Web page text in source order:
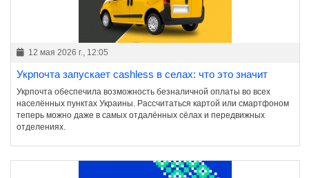
12 мая 2026 г., 12:05
Укрпочта запускает cashless в селах: что это значит
Укрпочта обеспечила возможность безналичной оплаты во всех
населённых пунктах Украины. Рассчитаться картой или смартфоном
теперь можно даже в самых отдалённых сёлах и передвижных
отделениях.